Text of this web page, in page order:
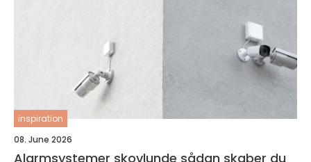
inspiration
08. June 2026
Alarmsystemer skovlunde sådan skaber du